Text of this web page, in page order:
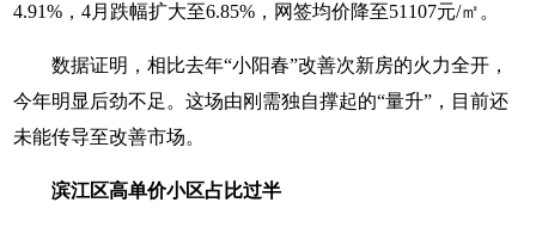
4.91%，4月跌幅扩大至6.85%，网签均价降至51107元/㎡。
数据证明，相比去年“小阳春”改善次新房的火力全开，
今年明显后劲不足。这场由刚需独自撑起的“量升”，目前还
未能传导至改善市场。
滨江区高单价小区占比过半